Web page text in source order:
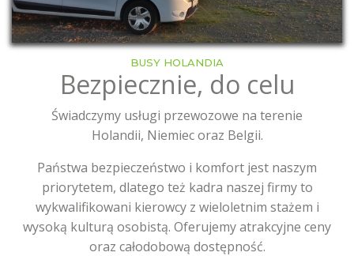
BUSY HOLANDIA
Bezpiecznie, do celu
Świadczymy usługi przewozowe na terenie
Holandii, Niemiec oraz Belgii.
Państwa bezpieczeństwo i komfort jest naszym
priorytetem, dlatego też kadra naszej firmy to
wykwalifikowani kierowcy z wieloletnim stażem i
wysoką kulturą osobistą. Oferujemy atrakcyjne ceny
oraz całodobową dostępność.